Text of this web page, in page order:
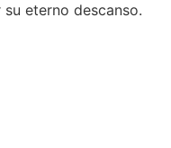
eterno descanso.